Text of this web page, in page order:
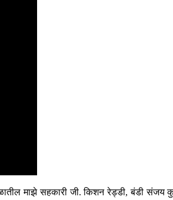
माझे सहकारी जी. किशन रेड्डी, बंडी